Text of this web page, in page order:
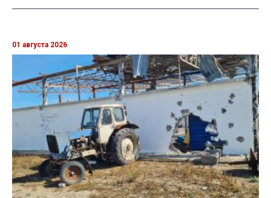
01 августа 2026